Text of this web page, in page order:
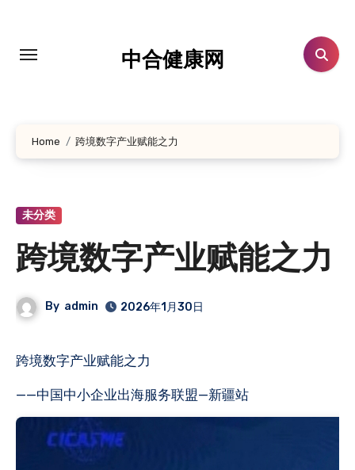
中合健康网
Home 跨境数字产业赋能之力
未分类
跨境数字产业赋能之力
By admin 2026年1月30日
跨境数字产业赋能之力
——中国中小企业出海服务联盟—新疆站